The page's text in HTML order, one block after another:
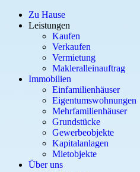
Zu Hause
Leistungen
Kaufen
Verkaufen
Vermietung
Makleralleinauftrag
Immobilien
Einfamilienhäuser
Eigentumswohnungen
Mehrfamilienhäuser
Grundstücke
Gewerbeobjekte
Kapitalanlagen
Mietobjekte
Über uns